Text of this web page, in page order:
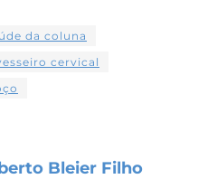
da coluna
cervical
Bleier Filho